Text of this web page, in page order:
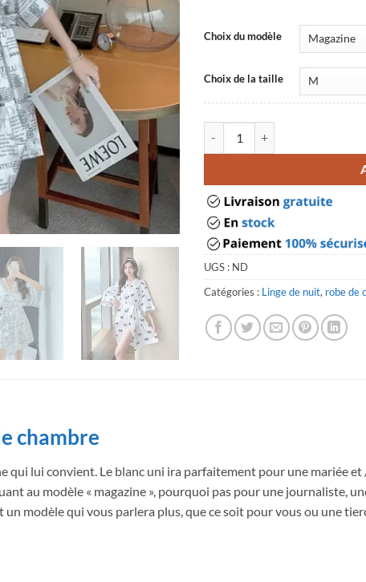
Choix du modèle
Choix de la taille
UGS : ND
Catégories : Linge de nuit, robe de
chambre
qui lui convient. Le blanc uni ira parfaitement pour une mariée
au modèle « magazine », pourquoi pas pour une journaliste,
un modèle qui vous parlera plus, que ce soit pour vous ou une